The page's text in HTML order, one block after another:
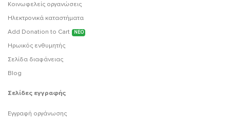
Κοινωφελείς οργανώσεις
Ηλεκτρονικά καταστήματα
Add Donation to Cart
ΝΕΟ
Ηρωικός ενθυμητής
Σελίδα διαφάνειας
Blog
Σελίδες εγγραφής
Εγγραφή οργάνωσης